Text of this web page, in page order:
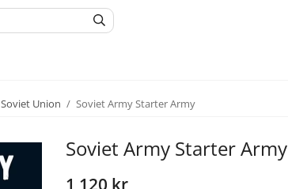
Soviet Union / Soviet Army Starter Army
Soviet Army Starter Army
1 120 kr